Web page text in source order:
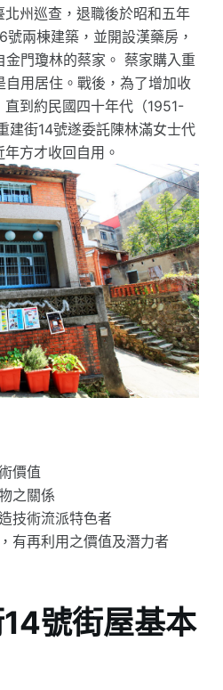
州巡查，退職後於昭和五年
兩棟建築，並開設漢藥房，
門瓊林的蔡家。 蔡家購入重
自用居住。戰後，為了增加收
直到約民國四十年代（1951-
建街14號遂委託陳林滿女士代
方才收回自用。
價值
之關係
技術流派特色者
有再利用之價值及潛力者
號街屋基本